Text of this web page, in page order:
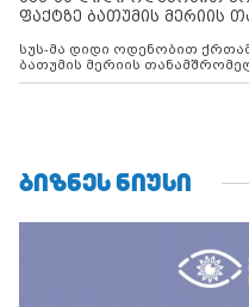
ფაქტზე ბათუმის მერიის
სუს-მა დიდი ოდენობით ქრთამის მოთხოვნისა და აღების ფაქტზე
ბათუმის მერიის
ᲑᲘᲖᲜᲔᲡ ᲜᲘᲣᲡᲘ